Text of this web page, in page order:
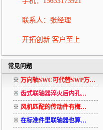
联系人：张经理
开拓创新 客户至上
常见问题
※ 万向轴SWC可代替SWP万…
※ 齿式联轴器淬火后内孔…
※ 风机匹配的传动件有梅…
※ 在标准件里联轴器也算…